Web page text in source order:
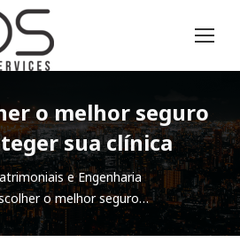
o melhor seguro
sua clínica
e Engenharia
o melhor seguro…